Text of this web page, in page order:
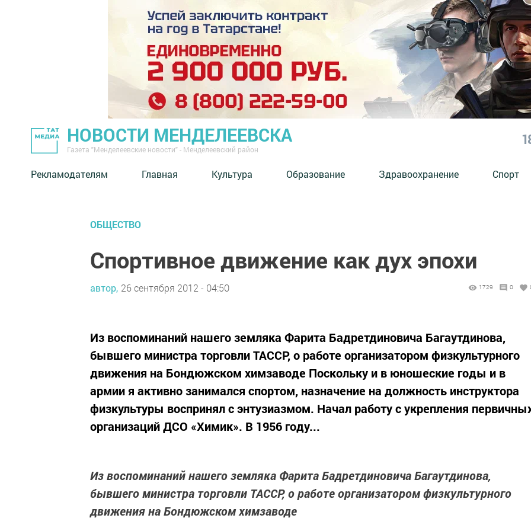
НОВОСТИ МЕНДЕЛЕЕВСКА
Газета "Менделеевские новости" - Менделеевский район
Рекламодателям Главная Культура Образование Здравоохранение Спорт
ОБЩЕСТВО
Спортивное движение как дух эпохи
автор, 26 сентября 2012 - 04:50 1729 0
Из воспоминаний нашего земляка Фарита Бадретдиновича Багаутдинова,
бывшего министра торговли ТАССР, о работе организатором физкультурного
движения на Бондюжском химзаводе Поскольку и в юношеские годы и в
армии я активно занимался спортом, назначение на должность инструктора
физкультуры воспринял с энтузиазмом. Начал работу с укрепления
организаций ДСО «Химик». В 1956 году...
Из воспоминаний нашего земляка Фарита Бадретдиновича Багаутдинова,
бывшего министра торговли ТАССР, о работе организатором физкультурного
движения на Бондюжском химзаводе